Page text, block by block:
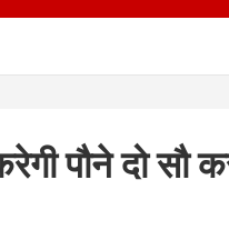
पौने दो सौ